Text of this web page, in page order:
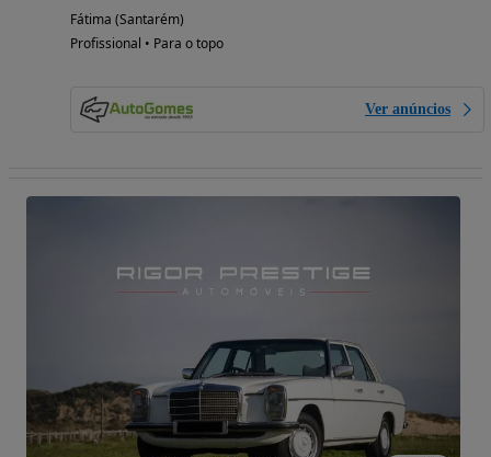
Fátima (Santarém)
Profissional • Para o topo
Ver anúncios